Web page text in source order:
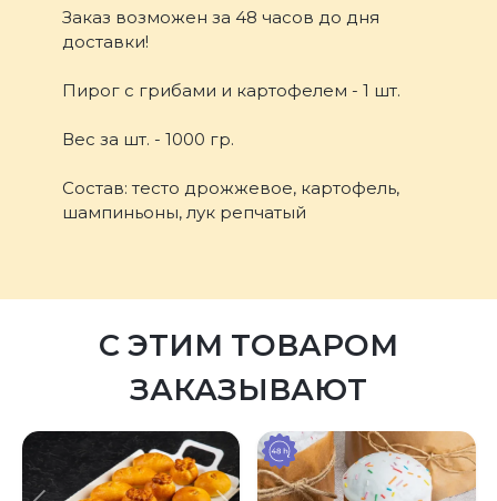
Заказ возможен за 48 часов до дня
доставки!
Пирог с грибами и картофелем - 1 шт.
Вес за шт. - 1000 гр.
Состав: тесто дрожжевое, картофель,
шампиньоны, лук репчатый
С ЭТИМ ТОВАРОМ
ЗАКАЗЫВАЮТ